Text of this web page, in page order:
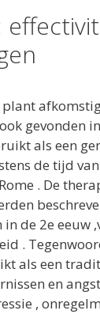
plant
gevonden
als een
de tijd
. De
de 2e eeuw
.
als een
en
,